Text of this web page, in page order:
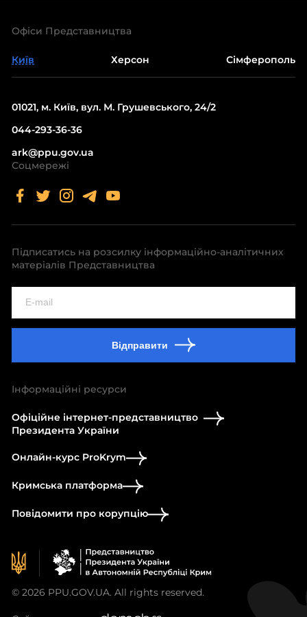
Офіси Представництва
Київ Херсон Сімферополь
01021, м. Київ, вул. М. Грушевського, 24/2
044-293-36-36
ark@ppu.gov.ua
Соцмережі
Підписатись на розсилку інформаційно-аналітичних
матеріалів Представництва
Відправити
Інформаційні ресурси
Офіційне інтернет-представництво
Президента України
Онлайн-курс ProKrym
Кримська платформа
Повідомити про корупцію
© 2026 PPU.GOV.UA. All rights reserved.